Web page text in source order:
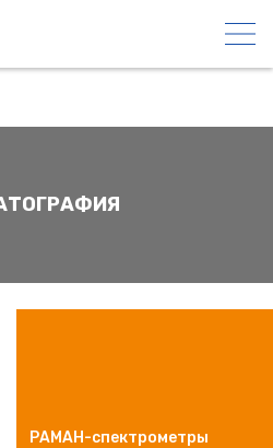
РАМАН-спектрометры